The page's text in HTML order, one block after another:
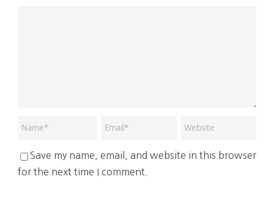
Save my name, email, and website in this browser
for the next time I comment.